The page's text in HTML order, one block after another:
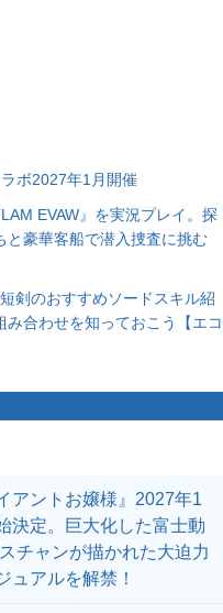
ボ2027年1月開催
EVAW』を実況プレイ。探
と豪華客船で潜入捜査に挑む
剣のおすすめソードスキル紹
合わせを知っておこう【エコ
アントお嬢様』2027年1
決定。巨大化した富士動
チャンが描かれた大迫力
ュアルを解禁！